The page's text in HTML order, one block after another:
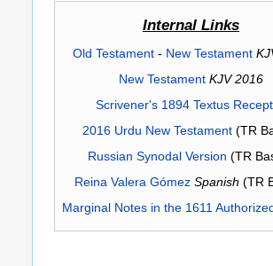
Internal Links
Old Testament- New Testament
New Testament KJV 2016
Scrivener's 1894 Textus
2016 Urdu New Testament(TR
Russian Synodal Version (TR
Reina Valera Gómez Spanish (TR
Marginal Notes in the 1611